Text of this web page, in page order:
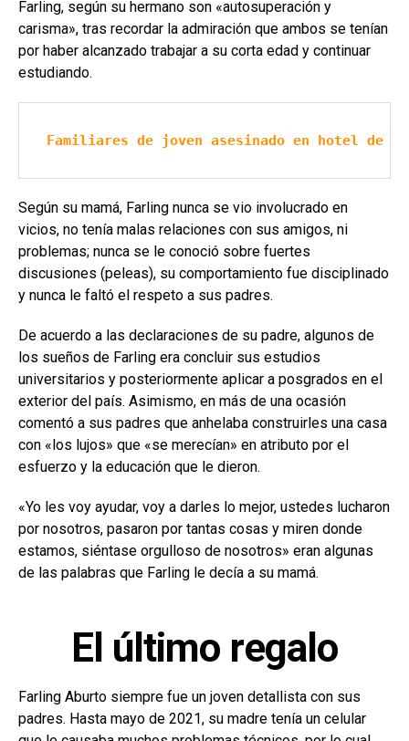
Farling, según su hermano son «autosuperación y
carisma», tras recordar la admiración que ambos se tenían
por haber alcanzado trabajar a su corta edad y continuar
estudiando.
Familiares de joven asesinado en hotel de
Según su mamá, Farling nunca se vio involucrado en
vicios, no tenía malas relaciones con sus amigos, ni
problemas; nunca se le conoció sobre fuertes
discusiones (peleas), su comportamiento fue disciplinado
y nunca le faltó el respeto a sus padres.
De acuerdo a las declaraciones de su padre, algunos de
los sueños de Farling era concluir sus estudios
universitarios y posteriormente aplicar a posgrados en el
exterior del país. Asimismo, en más de una ocasión
comentó a sus padres que anhelaba construirles una casa
con «los lujos» que «se merecían» en atributo por el
esfuerzo y la educación que le dieron.
«Yo les voy ayudar, voy a darles lo mejor, ustedes lucharon
por nosotros, pasaron por tantas cosas y miren donde
estamos, siéntase orgulloso de nosotros» eran algunas
de las palabras que Farling le decía a su mamá.
El último regalo
Farling Aburto siempre fue un joven detallista con sus
padres. Hasta mayo de 2021, su madre tenía un celular